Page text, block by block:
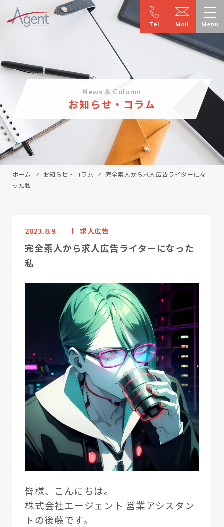
Tel Mail Menu
News & Column
お知らせ・コラム
ホーム お知らせ・コラム
完全素人から求人広告ライターにな
った私
2023.8.9 求人広告
完全素人から求人広告ライターになった
私
皆様、こんにちは。
株式会社エージェント 営業アシスタン
トの後藤です。